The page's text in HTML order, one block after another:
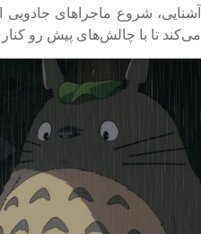
شروع ماجراهای جادویی
تا با چالش‌های پیش رو کنار